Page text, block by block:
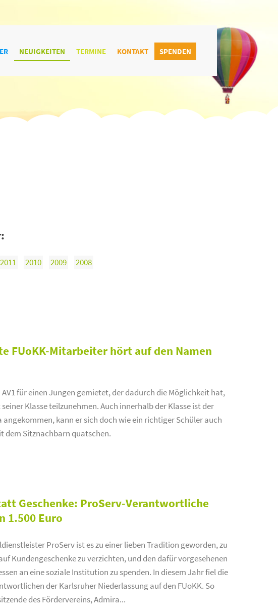
NEUIGKEITEN TERMINE KONTAKT SPENDEN
2011 2010 2009
2008
FUoKK-Mitarbeiter hört auf den Namen
AV1 für einen Jungen gemietet, der dadurch die Möglichkeit hat,
Klasse teilzunehmen. Auch innerhalb der Klasse ist der
angekommen, kann er sich doch wie ein richtiger Schüler auch
dem Sitznachbarn quatschen.
Geschenke: ProServ-Verantwortliche
1.500 Euro
ProServ ist es zu einer lieben Tradition geworden, zu
Kundengeschenke zu verzichten, und den dafür vorgesehenen
an eine soziale Institution zu spenden. In diesem Jahr fiel die
der Karlsruher Niederlassung auf den FUoKK. So
des Fördervereins, Admira...